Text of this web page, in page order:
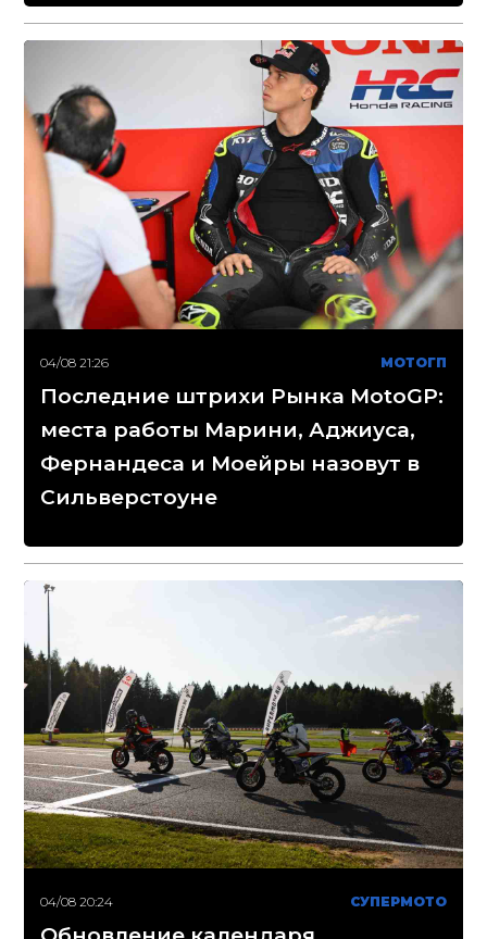
04/08 21:26 МОТОГП
Последние штрихи Рынка MotoGP:
места работы Марини, Аджиуса,
Фернандеса и Моейры назовут в
Сильверстоуне
04/08 20:24 СУПЕРМОТО